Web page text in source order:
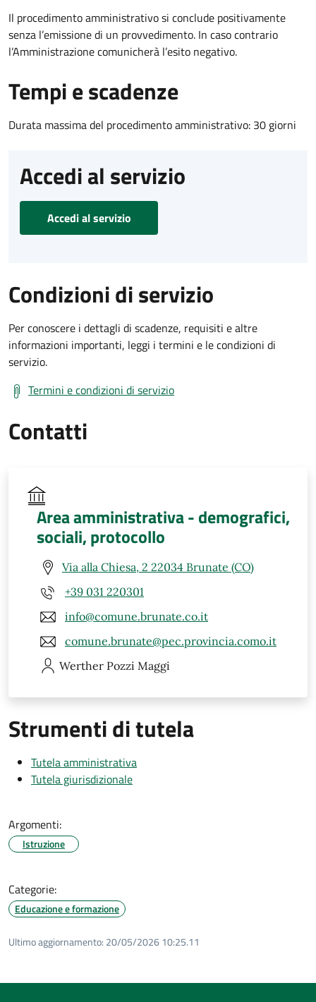
Il procedimento amministrativo si conclude positivamente
senza l’emissione di un provvedimento. In caso contrario
l’Amministrazione comunicherà l’esito negativo.
Tempi e scadenze
Durata massima del procedimento amministrativo: 30 giorni
Accedi al servizio
Accedi al servizio
Condizioni di servizio
Per conoscere i dettagli di scadenze, requisiti e altre
informazioni importanti, leggi i termini e le condizioni di
servizio.
Termini e condizioni di servizio
Contatti
Area amministrativa - demografici,
sociali, protocollo
Via alla Chiesa, 2 22034 Brunate (CO)
+39 031 220301
info@comune.brunate.co.it
comune.brunate@pec.provincia.como.it
Werther Pozzi Maggi
Strumenti di tutela
Tutela amministrativa
Tutela giurisdizionale
Argomenti:
Istruzione
Categorie:
Educazione e formazione
Ultimo aggiornamento: 20/05/2026 10:25.11